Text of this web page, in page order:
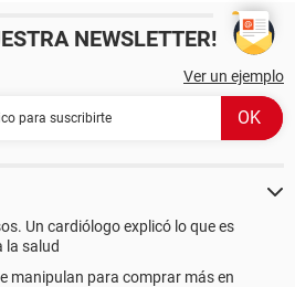
NEWSLETTER!
Ver un ejemplo
Un cardiólogo explicó lo que es
la salud
manipulan para comprar más en